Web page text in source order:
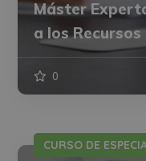
Máster
a los Recursos
0
CURSO DE